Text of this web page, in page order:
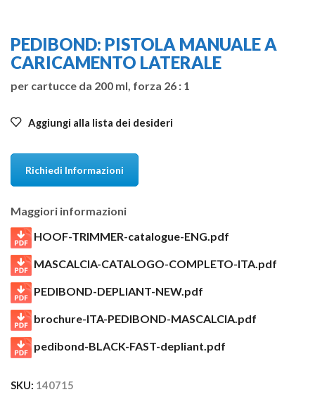
PEDIBOND: PISTOLA MANUALE A
CARICAMENTO LATERALE
per cartucce da 200 ml, forza 26 : 1
Aggiungi alla lista dei desideri
Richiedi Informazioni
Maggiori informazioni
HOOF-TRIMMER-catalogue-ENG.pdf
MASCALCIA-CATALOGO-COMPLETO-ITA.pdf
PEDIBOND-DEPLIANT-NEW.pdf
brochure-ITA-PEDIBOND-MASCALCIA.pdf
pedibond-BLACK-FAST-depliant.pdf
SKU: 140715